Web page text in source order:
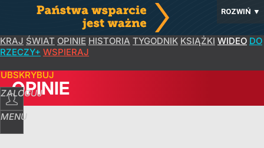
ROZWIŃ ▼
KRAJ ŚWIAT OPINIE HISTORIA TYGODNIK KSIĄŻKI WIDEO DO
RZECZY+ WSPIERAJ
ZALOGUJ
MENU
OPINIE